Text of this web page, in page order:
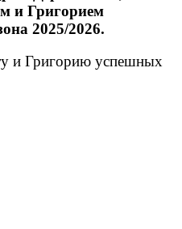
и Григорием
2025/2026.
и Григорию успешных